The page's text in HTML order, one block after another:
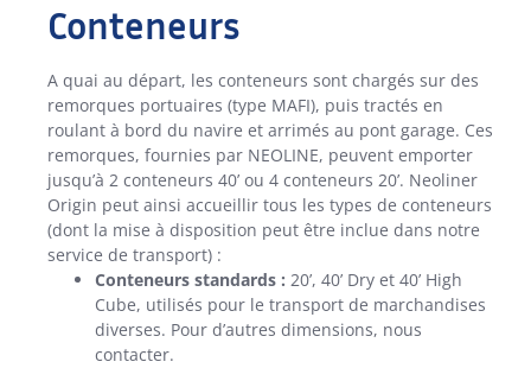
Conteneurs
A quai au départ, les conteneurs sont chargés sur des
remorques portuaires (type MAFI), puis tractés en
roulant à bord du navire et arrimés au pont garage. Ces
remorques, fournies par NEOLINE, peuvent emporter
jusqu’à 2 conteneurs 40’ ou 4 conteneurs 20’. Neoliner
Origin peut ainsi accueillir tous les types de conteneurs
(dont la mise à disposition peut être inclue dans notre
service de transport) :
Conteneurs standards : 20’, 40’ Dry et 40’ High
Cube, utilisés pour le transport de marchandises
diverses. Pour d’autres dimensions, nous
contacter.